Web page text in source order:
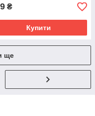
₴
Купити
ще